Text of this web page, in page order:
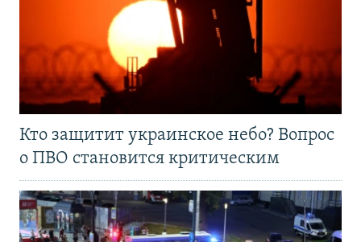
Кто защитит украинское небо? Вопрос
о ПВО становится критическим